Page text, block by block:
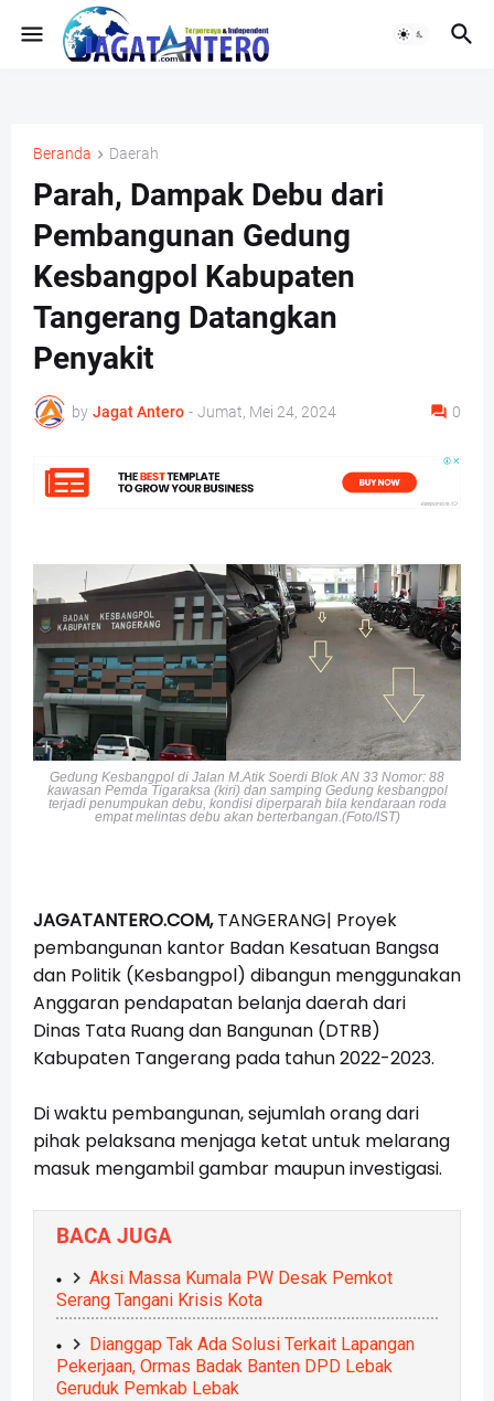
Beranda Daerah
Parah, Dampak Debu dari
Pembangunan Gedung
Kesbangpol Kabupaten
Tangerang Datangkan
Penyakit
by Jagat Antero - Jumat, Mei 24, 2024 0
Gedung Kesbangpol di Jalan M.Atik Soerdi Blok AN 33 Nomor: 88
kawasan Pemda Tigaraksa (kiri) dan samping Gedung kesbangpol
terjadi penumpukan debu, kondisi diperparah bila kendaraan roda
empat melintas debu akan berterbangan.(Foto/IST)
JAGATANTERO.COM,TANGERANG| Proyek
pembangunan kantor Badan Kesatuan Bangsa
dan Politik (Kesbangpol) dibangun menggunakan
Anggaran pendapatan belanja daerah dari
Dinas Tata Ruang dan Bangunan (DTRB)
Kabupaten Tangerang pada tahun 2022-2023.
Di waktu pembangunan, sejumlah orang dari
pihak pelaksana menjaga ketat untuk melarang
masuk mengambil gambar maupun investigasi.
BACA JUGA
Aksi Massa Kumala PW Desak Pemkot
Serang Tangani Krisis Kota
Dianggap Tak Ada Solusi Terkait Lapangan
Pekerjaan, Ormas Badak Banten DPD Lebak
Geruduk Pemkab Lebak